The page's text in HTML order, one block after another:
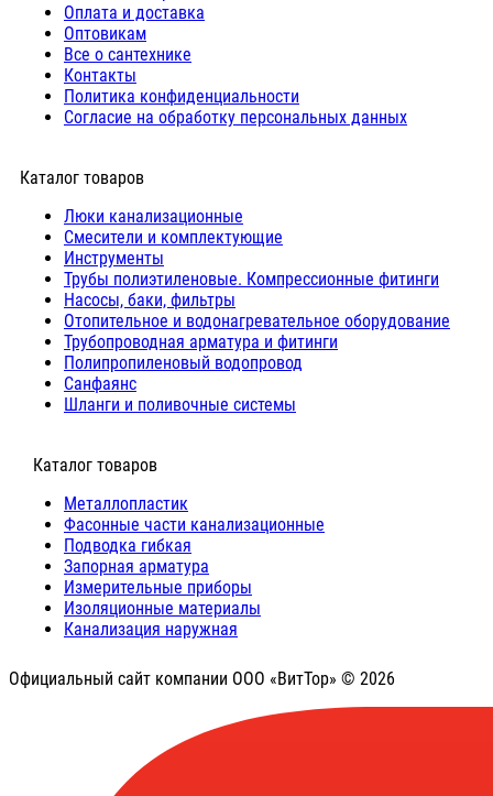
Оплата и доставка
Оптовикам
Все о сантехнике
Контакты
Политика конфиденциальности
Согласие на обработку персональных данных
Каталог товаров
Люки канализационные
Cмесители и комплектующие
Инструменты
Трубы полиэтиленовые. Компрессионные фитинги
Насосы, баки, фильтры
Отопительное и водонагревательное оборудование
Трубопроводная арматура и фитинги
Полипропиленовый водопровод
Санфаянс
Шланги и поливочные системы
⠀Каталог товаров
Металлопластик
Фасонные части канализационные
Подводка гибкая
Запорная арматура
Измерительные приборы
Изоляционные материалы
Канализация наружная
Официальный сайт компании ООО «ВитТор» © 2026